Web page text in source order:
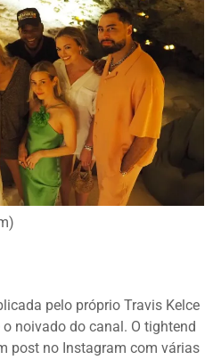
pelo próprio Travis Kelce
noivado do canal. O tightend
post no Instagram com várias